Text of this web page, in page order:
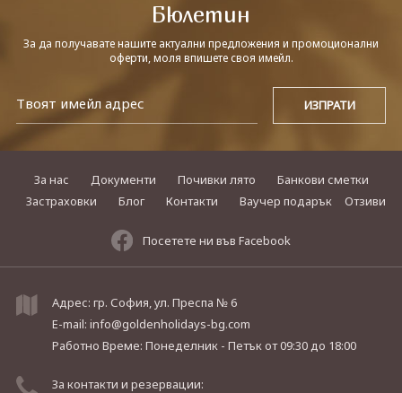
Бюлетин
За да получавате нашите актуални предложения и промоционални
оферти, моля впишете своя имейл.
За нас Документи Почивки лято
Банкови сметки
Застраховки
Блог Контакти Ваучер подарък Отзиви
Посетете ни във Facebook
Адрес: гр. София, ул. Преспа № 6
E-mail: info@goldenholidays-bg.com
Работно Време: Понеделник - Петъкот 09:30 до 18:00
За контакти и резервации: